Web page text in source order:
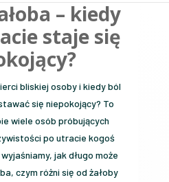
– kiedy
staje się
bliskiej osoby i kiedy ból
się niepokojący? To
wiele osób próbujących
po utracie kogoś
jak długo może
czym różni się od żałoby